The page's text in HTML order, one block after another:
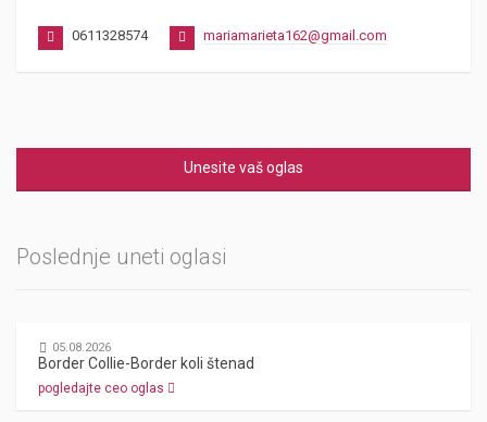
0611328574 mariamarieta162@gmail.com
Unesite vaš oglas
Poslednje uneti oglasi
05.08.2026
Border Collie-Border koli štenad
pogledajte ceo oglas